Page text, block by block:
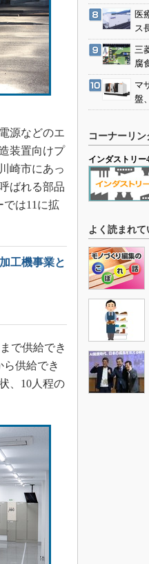
源などのエ
装置向けプ
崎市にあっ
ばれる部品
では11に拡
工機事業と
で供給でき
供給でき
、10人程の
医
ス
三
腐
マ
盤
コーナーリン
インダストリー
よく読まれ